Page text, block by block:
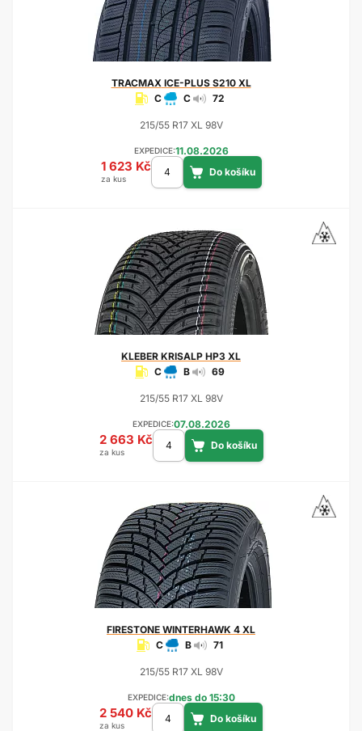
TRACMAX ICE-PLUS S210 XL
C
C 72
215/55 R17 XL 98V
EXPEDICE:11.08.2026
1 623 Kč
za kus
KLEBER KRISALP HP3 XL
C
B 69
215/55 R17 XL 98V
EXPEDICE:07.08.2026
2 663 Kč
za kus
FIRESTONE WINTERHAWK 4 XL
C
B 71
215/55 R17 XL 98V
EXPEDICE:dnes do 15:30
2 540 Kč
za kus